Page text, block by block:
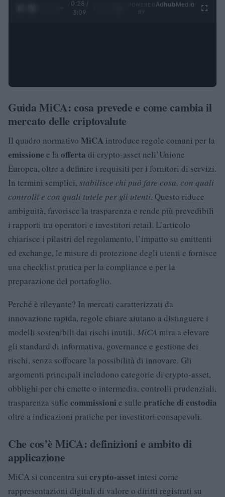
0:29 /
3:09
Ad hubMedia
Guida MiCA: cosa prevede e come cambia il
mercato delle criptovalute
Il quadro normativo MiCA introduce regole comuni per la
emissione e la offerta di crypto-asset nell’Unione
Europea, oltre a definire i requisiti per i fornitori di servizi.
In termini semplici, stabilisce chi può fare cosa, con quali
controlli e con quali tutele per gli utenti. Questo riduce
ambiguità, favorisce la trasparenza e rende più prevedibili
i rapporti tra operatori e investitori retail. L’articolo
chiarisce i pilastri del regolamento, l’impatto su emittenti
ed exchange, le misure di protezione degli utenti e fornisce
una checklist pratica per la compliance e per la
preparazione del portafoglio.
Perché è rilevante? In mercati caratterizzati da
innovazione rapida, regole chiare aiutano a distinguere i
modelli sostenibili dai rischi inutili. MiCA mira a elevare
gli standard di informativa, governance e gestione dei
rischi, senza soffocare la possibilità di innovare. Gli
argomenti principali includono categorie di crypto-asset,
obblighi per chi emette o intermedia, controlli prudenziali,
trasparenza sulle commissioni e sulle pratiche di custodia
oltre a indicazioni pratiche per investitori consapevoli.
Che cos’è MiCA: definizioni e ambito di
applicazione
MiCA si concentra sui crypto-asset intesi come
rappresentazioni digitali di valore o diritti registrati su